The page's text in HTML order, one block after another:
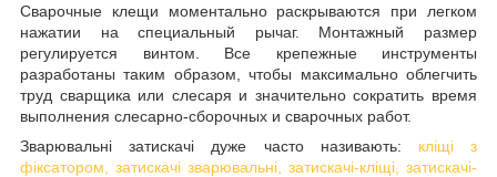
Сварочные клещи моментально раскрываются при легком
нажатии на специальный рычаг. Монтажный размер
регулируется винтом. Все крепежные инструменты
разработаны таким образом, чтобы максимально облегчить
труд сварщика или слесаря и значительно сократить время
выполнения слесарно-сборочных и сварочных работ.
Зварювальні затискачі дуже часто називають: кліщі з
фіксатором, затискачі зварювальні, затискачі-кліщі, затискачі-